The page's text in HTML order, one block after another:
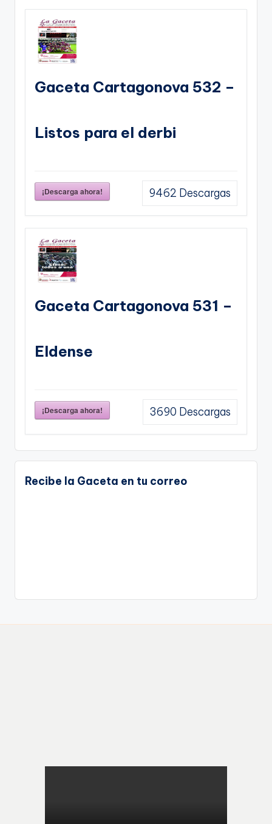
Gaceta Cartagonova 532 –
Listos para el derbi
¡Descarga ahora! 9462 Descargas
Gaceta Cartagonova 531 –
Eldense
¡Descarga ahora! 3690 Descargas
Recibe la Gaceta en tu correo